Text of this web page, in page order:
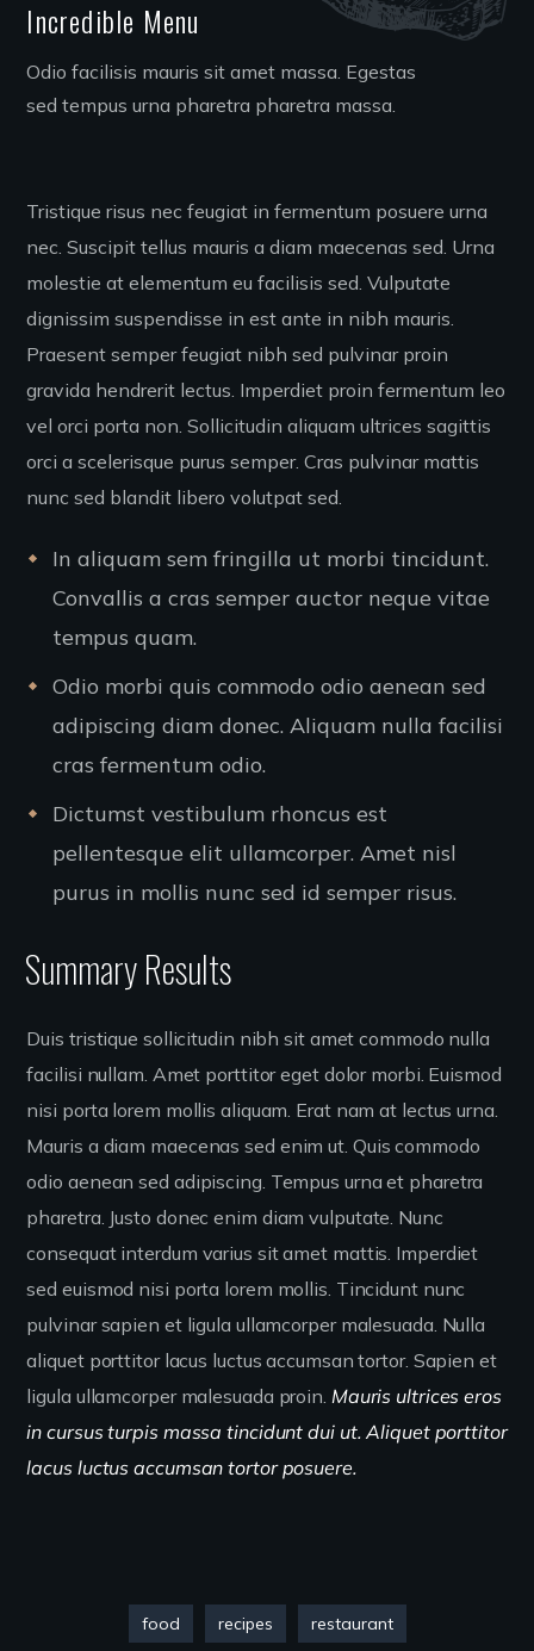
Incredible Menu
Odio facilisis mauris sit amet massa. Egestas
sed tempus urna pharetra pharetra massa.
Tristique risus nec feugiat in fermentum posuere urna
nec. Suscipit tellus mauris a diam maecenas sed. Urna
molestie at elementum eu facilisis sed. Vulputate
dignissim suspendisse in est ante in nibh mauris.
Praesent semper feugiat nibh sed pulvinar proin
gravida hendrerit lectus. Imperdiet proin fermentum leo
vel orci porta non. Sollicitudin aliquam ultrices sagittis
orci a scelerisque purus semper. Cras pulvinar mattis
nunc sed blandit libero volutpat sed.
In aliquam sem fringilla ut morbi tincidunt.
Convallis a cras semper auctor neque vitae
tempus quam.
Odio morbi quis commodo odio aenean sed
adipiscing diam donec. Aliquam nulla facilisi
cras fermentum odio.
Dictumst vestibulum rhoncus est
pellentesque elit ullamcorper. Amet nisl
purus in mollis nunc sed id semper risus.
Summary Results
Duis tristique sollicitudin nibh sit amet commodo nulla
facilisi nullam. Amet porttitor eget dolor morbi. Euismod
nisi porta lorem mollis aliquam. Erat nam at lectus urna.
Mauris a diam maecenas sed enim ut. Quis commodo
odio aenean sed adipiscing. Tempus urna et pharetra
pharetra. Justo donec enim diam vulputate. Nunc
consequat interdum varius sit amet mattis. Imperdiet
sed euismod nisi porta lorem mollis. Tincidunt nunc
pulvinar sapien et ligula ullamcorper malesuada. Nulla
aliquet porttitor lacus luctus accumsan tortor. Sapien et
ligula ullamcorper malesuada proin. Mauris ultrices eros
in cursus turpis massa tincidunt dui ut. Aliquet porttitor
lacus luctus accumsan tortor posuere.
food recipes restaurant